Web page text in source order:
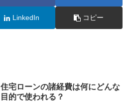
LinkedIn コピー
住宅ローンの諸経費は何にどんな
目的で使われる？